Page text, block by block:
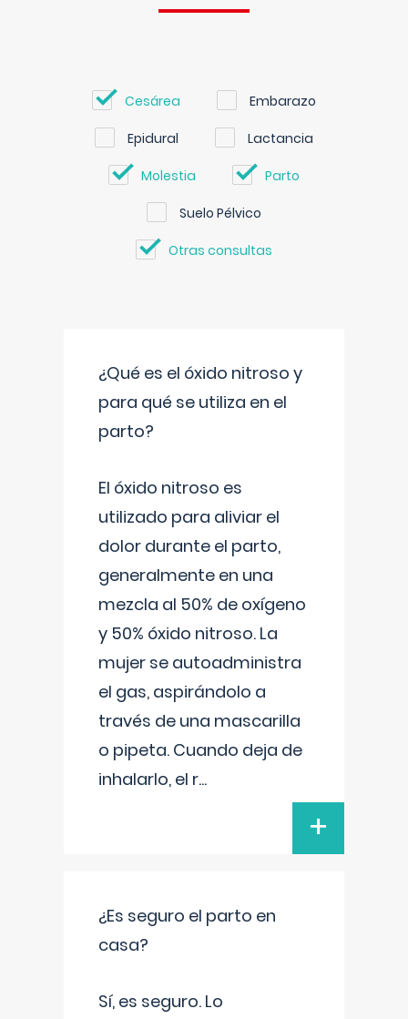
Cesárea Embarazo
Epidural Lactancia
Molestia Parto
Suelo Pélvico
Otras consultas
¿Qué es el óxido nitroso y
para qué se utiliza en el
parto?
El óxido nitroso es
utilizado para aliviar el
dolor durante el parto,
generalmente en una
mezcla al 50% de oxígeno
y 50% óxido nitroso. La
mujer se autoadministra
el gas, aspirándolo a
través de una mascarilla
o pipeta. Cuando deja de
inhalarlo, el r...
+
¿Es seguro el parto en
casa?
Sí, es seguro. Lo